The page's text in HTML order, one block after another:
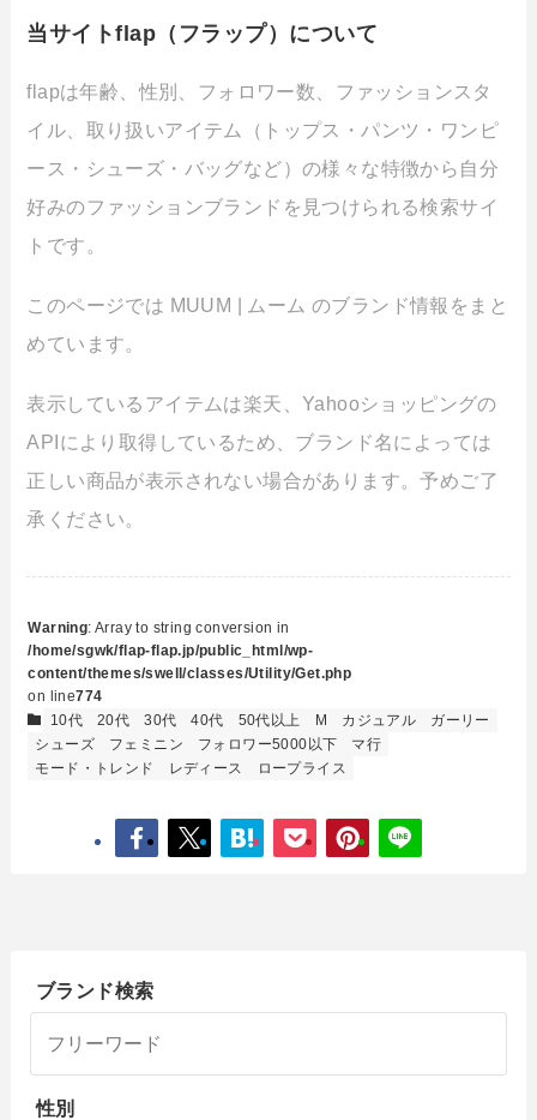
当サイトflap（フラップ）について
flapは年齢、性別、フォロワー数、ファッションスタ
イル、取り扱いアイテム（トップス・パンツ・ワンピ
ース・シューズ・バッグなど）の様々な特徴から自分
好みのファッションブランドを見つけられる検索サイ
トです。
このページでは MUUM | ムーム のブランド情報をまと
めています。
表示しているアイテムは楽天、Yahooショッピングの
APIにより取得しているため、ブランド名によっては
正しい商品が表示されない場合があります。予めご了
承ください。
Warning: Array to string conversion in
/home/sgwk/flap-flap.jp/public_html/wp-
content/themes/swell/classes/Utility/Get.php
on line774
10代
20代 30代 40代 50代以上 M カジュアル
ガーリー
シューズ
フェミニン フォロワー5000以下
マ行
モード・トレンド
レディース ロープライス
ブランド検索
性別